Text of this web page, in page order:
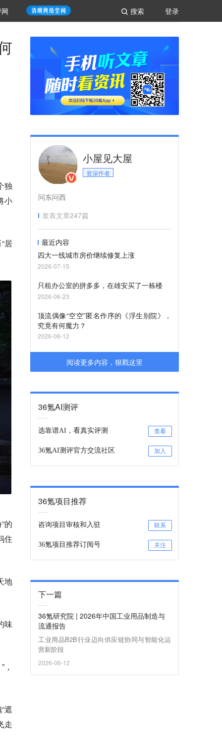
登录
搜索
独
小
居
的
住
地
味
遮
走
小屋见大屋
资深作者
问东问西
发表文章247篇
最近内容
四大一线城市房价继续修复上涨
2026-07-15
只租办公室的拼多多，在雄安买了一栋楼
2026-06-23
顶流偶像“空空”匿名作序的《浮生别院》，
究竟有何魔力？
2026-06-12
阅读更多内容，狠戳这里
36氪AI测评
选靠谱AI，看真实评测 查看
36氪AI测评官方交流社区 加入
36氪项目推荐
咨询项目审核和入驻 联系
36氪项目推荐订阅号 关注
下一篇
36氪研究院 | 2026年中国工业用品制造与
流通报告
工业用品B2B行业迈向供应链协同与智能化运
营新阶段
2026-06-12